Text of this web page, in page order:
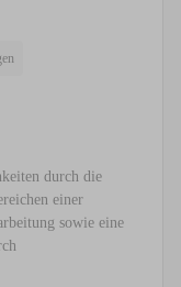
durch die
einer
sowie eine